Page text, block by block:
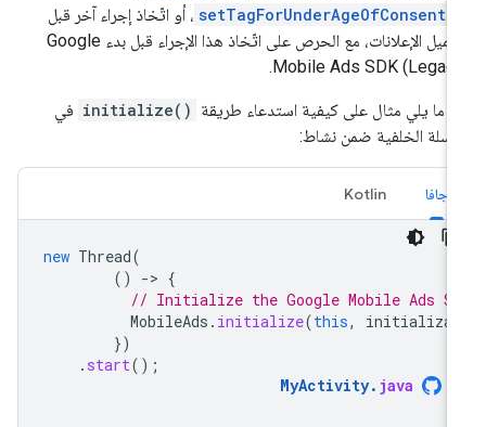
، أو اتّخاذ إجراء آخر قبل
الإعلانات، مع الحرص على اتّخاذ هذا الإجراء قبل بدء Google
Mobile Ads SDK
.
ما يلي مثال على كيفية استدعاء طريقة initialize() في
الخلفية ضمن نشاط:
Kotlin
new Thread
() -
// Initialize the Google Mobile Ads
MobileAds.initialize(this,
.start
MyActivity.java